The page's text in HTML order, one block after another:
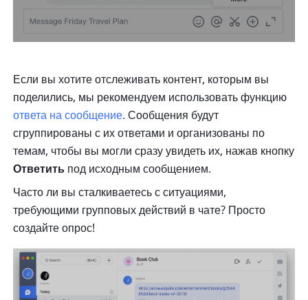
Если вы хотите отслеживать контент, которым вы
ответа на сообщение. Сообщения будут
сгруппированы с их ответами и организованы по
Ответить под исходным сообщением.
Часто ли вы сталкиваетесь с ситуациями,
требующими групповых действий в чате? Просто
создайте опрос!